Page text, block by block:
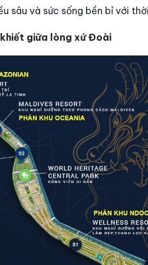
sâu và sức sống bền bỉ với
giữa lòng xứ Đoài